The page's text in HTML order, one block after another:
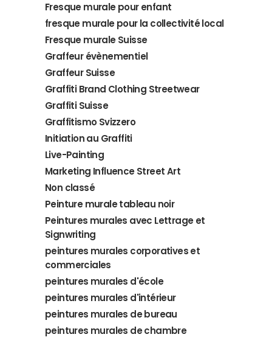
Fresque murale pour enfant
fresque murale pour la collectivité local
Fresque murale Suisse
Graffeur évènementiel
Graffeur Suisse
Graffiti Brand Clothing Streetwear
Graffiti Suisse
Graffitismo Svizzero
Initiation au Graffiti
Live-Painting
Marketing Influence Street Art
Non classé
Peinture murale tableau noir
Peintures murales avec Lettrage et
Signwriting
peintures murales corporatives et
commerciales
peintures murales d'école
peintures murales d'intérieur
peintures murales de bureau
peintures murales de chambre